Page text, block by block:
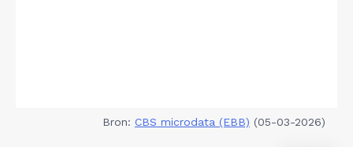
Bron: CBS microdata (EBB) (05-03-2026)